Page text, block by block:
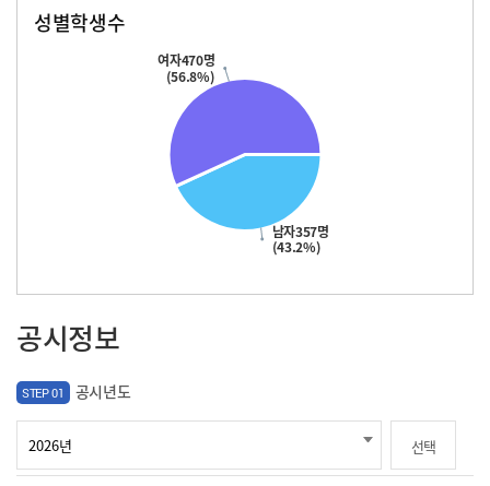
성별학생수
남자357명
(43.2%)
여자470명
(56.8%)
공시정보
STEP 01 공시년도
선택